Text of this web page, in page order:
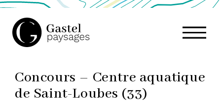
GASTEL
PAYSAGES,
Concours – Centre aquatique
de Saint-Loubes (33)